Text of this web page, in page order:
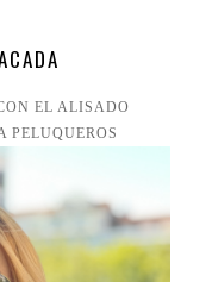
EL ALISADO
PELUQUEROS